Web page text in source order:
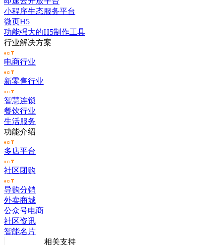
小程序生态服务平台
微页H5
功能强大的H5制作工具
行业解决方案
电商行业
新零售行业
智慧连锁
餐饮行业
生活服务
功能介绍
多店平台
社区团购
导购分销
外卖商城
公众号电商
社区资讯
智能名片
相关支持